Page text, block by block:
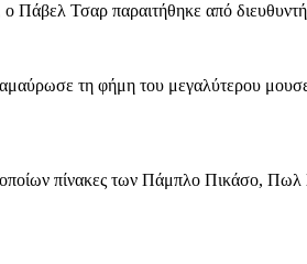
ο Πάβελ Τσαρ παραιτήθηκε από
τη φήμη του μεγαλύτερου
πίνακες των Πάμπλο Πικάσο, Πωλ